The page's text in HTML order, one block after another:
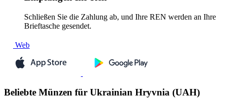
Schließen Sie die Zahlung ab, und Ihre REN werden an Ihre
Brieftasche gesendet.
Web
Beliebte Münzen für Ukrainian Hryvnia (UAH)